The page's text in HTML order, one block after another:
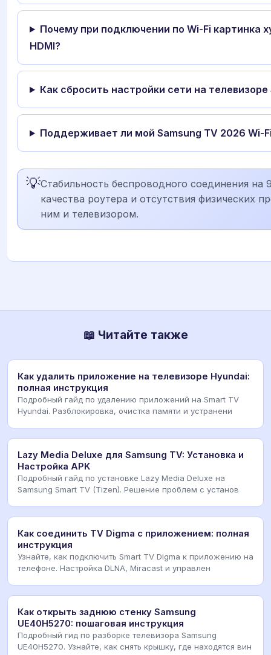
Почему при подключении по Wi-Fi картинка
HDMI?
Как сбросить настройки сети на телевизоре
Поддерживает ли мой Samsung TV 2026 Wi-
💡Стабильность беспроводного соединения на
качества роутера и отсутствия физических
ним и телевизором.
📖 Читайте также
Как удалить приложение на телевизоре Hyundai:
полная инструкция
Подробный гайд по удалению приложений на Smart TV
Hyundai. Разблокировка, очистка памяти и устранени
Lazy Media Deluxe для Samsung TV: Установка и
Настройка APK
Подробный гайд по установке Lazy Media Deluxe на
Samsung Smart TV (Tizen). Решение проблем с установ
Как соединить TV Digma с приложением: полная
инструкция
Узнайте, как подключить Smart TV Digma к приложению на
телефоне. Настройка DLNA, Miracast и управлен
Как открыть заднюю стенку Samsung
UE40H5270: пошаговая инструкция
Подробный гид по разборке телевизора Samsung
UE40H5270. Узнайте, как снять крышку, где находятся вин